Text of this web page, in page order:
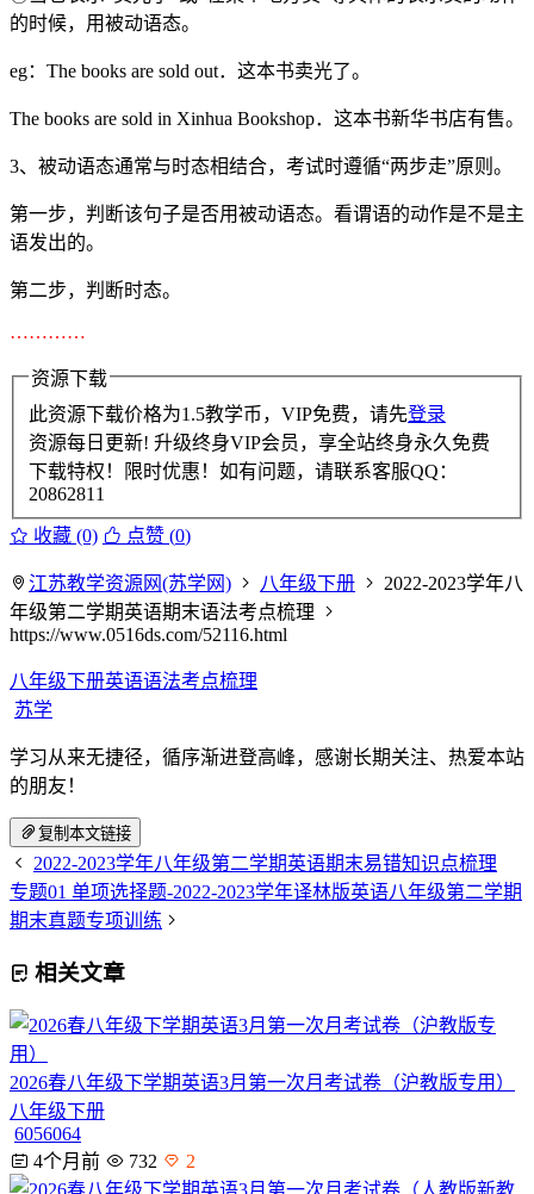
的时候，用被动语态。
eg：The books are sold out．这本书卖光了。
The books are sold in Xinhua Bookshop．这本书新华书店有售。
3、被动语态通常与时态相结合，考试时遵循“两步走”原则。
第一步，判断该句子是否用被动语态。看谓语的动作是不是主
语发出的。
第二步，判断时态。
…………
资源下载
此资源下载价格为1.5教学币，VIP免费，请先登录
资源每日更新! 升级终身VIP会员，享全站终身永久免费
下载特权！限时优惠！如有问题，请联系客服QQ：
20862811
收藏 (0) 点赞 (0)
江苏教学资源网(苏学网) 八年级下册
2022-2023学年八
年级第二学期英语期末语法考点梳理
https://www.0516ds.com/52116.html
八年级下册英语语法考点梳理
苏学
学习从来无捷径，循序渐进登高峰，感谢长期关注、热爱本站
的朋友！
复制本文链接
2022-2023学年八年级第二学期英语期末易错知识点梳理
专题01 单项选择题-2022-2023学年译林版英语八年级第二学期
期末真题专项训练
相关文章
2026春八年级下学期英语3月第一次月考试卷（沪教版专用）
八年级下册
6056064
4个月前
732 2